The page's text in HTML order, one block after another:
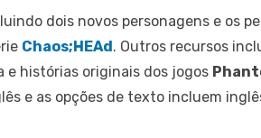
dois novos personagens e os
Chaos;HEAd. Outros recursos
histórias originais dos jogos
e as opções de texto incluem